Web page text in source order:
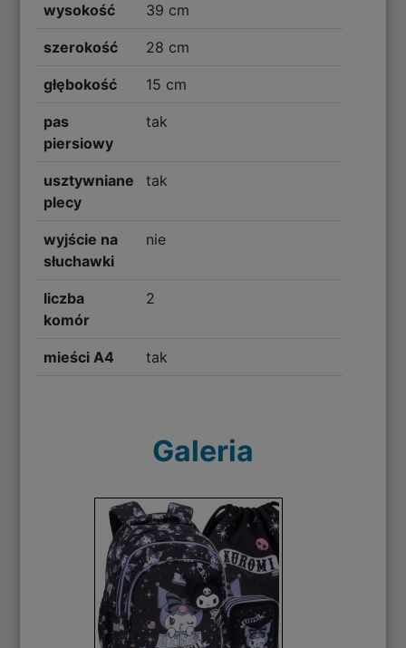
wysokość 39 cm
szerokość 28 cm
głębokość 15 cm
pas
piersiowy
tak
usztywniane
plecy
tak
wyjście na
słuchawki
nie
liczba
komór
2
mieści A4 tak
Galeria